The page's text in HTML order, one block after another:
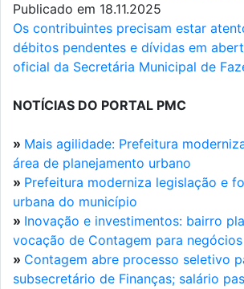
Publicado em 18.11.2025
Os contribuintes precisam estar
débitos pendentes e dívidas em
oficial da Secretária Municipal de
NOTÍCIAS DO PORTAL PMC
» Mais agilidade: Prefeitura
área de planejamento urbano
» Prefeitura moderniza legislação e
urbana do município
» Inovação e investimentos: bairro
vocação de Contagem para negócios
» Contagem abre processo seletivo
subsecretário de Finanças; salário